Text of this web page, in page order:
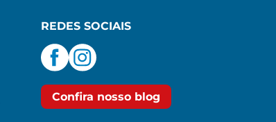
REDES SOCIAIS
Confira nosso blog